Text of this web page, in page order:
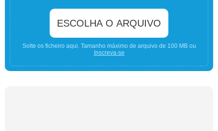
ESCOLHA O ARQUIVO
Solte os ficheiro aqui. Tamanho máximo de arquivo de 100 MB ou
Inscreva-se